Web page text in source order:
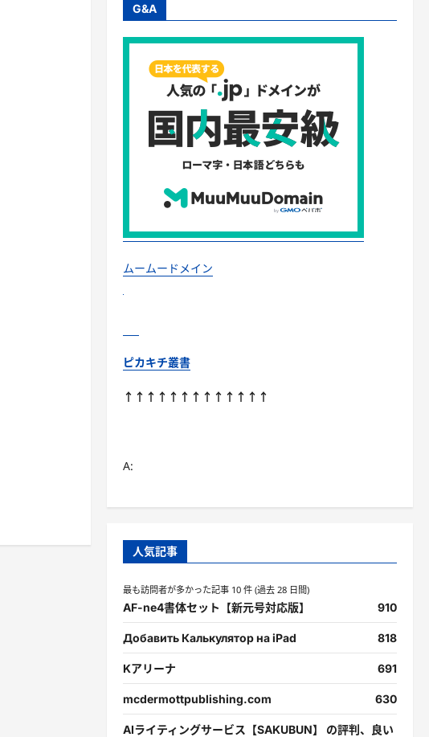
G&A
ムームードメイン
ピカキチ叢書
↑↑↑↑↑↑↑↑↑↑↑↑↑
A:
人気記事
最も訪問者が多かった記事 10 件 (過去 28 日間)
AF-ne4書体セット【新元号対応版】 910
Добавить Калькулятор на iPad 818
Kアリーナ 691
mcdermottpublishing.com 630
AIライティングサービス【SAKUBUN】 の評判、良い